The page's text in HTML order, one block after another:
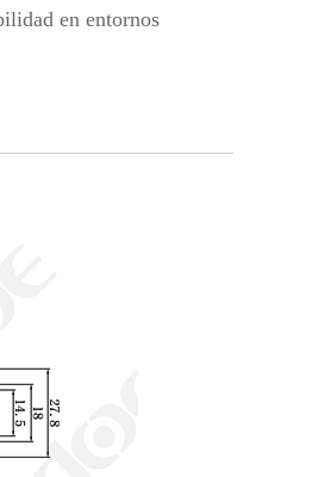
en entornos